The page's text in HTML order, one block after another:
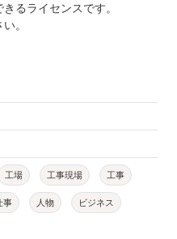
るライセンスです。
。
工場 工事現場 工事
事 人物 ビジネス